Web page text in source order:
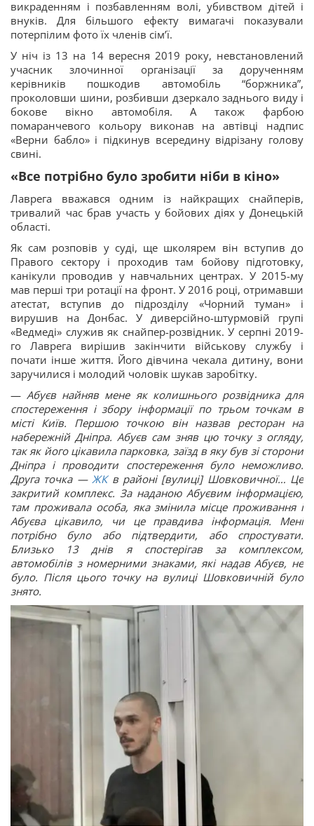
викраденням і позбавленням волі, убивством дітей і
внуків. Для більшого ефекту вимагачі показували
потерпілим фото їх членів сімʼї.
У ніч із 13 на 14 вересня 2019 року, невстановлений
учасник злочинної організації за дорученням
керівників пошкодив автомобіль “боржника”,
проколовши шини, розбивши дзеркало заднього виду і
бокове вікно автомобіля. А також фарбою
помаранчевого кольору виконав на автівці надпис
«Верни бабло» і підкинув всередину відрізану голову
свині.
«Все потрібно було зробити ніби в кіно»
Лаврега вважався одним із найкращих снайперів,
тривалий час брав участь у бойових діях у Донецькій
області.
Як сам розповів у суді, ще школярем він вступив до
Правого сектору і проходив там бойову підготовку,
канікули проводив у навчальних центрах. У 2015-му
мав перші три ротації на фронт. У 2016 році, отримавши
атестат, вступив до підрозділу «Чорний туман» і
вирушив на Донбас. У диверсійно-штурмовій групі
«Ведмеді» служив як снайпер-розвідник. У серпні 2019-
го Лаврега вирішив закінчити військову службу і
почати інше життя. Його дівчина чекала дитину, вони
заручилися і молодий чоловік шукав заробітку.
—Абуєв найняв мене як колишнього розвідника для
спостереження і збору інформації по трьом точкам в
місті Київ. Першою точкою він назвав ресторан на
набережній Дніпра. Абуєв сам зняв цю точку з огляду,
так як його цікавила парковка, заїзд в яку був зі сторони
Дніпра і проводити спостереження було неможливо.
Друга точка —ЖКв районі [вулиці] Шовковичної… Це
закритий комплекс. За наданою Абуєвим інформацією,
там проживала особа, яка змінила місце проживання і
Абуєва цікавило, чи це правдива інформація. Мені
потрібно було або підтвердити, або спростувати.
Близько 13 днів я спостерігав за комплексом,
автомобілів з номерними знаками, які надав Абуєв, не
було. Після цього точку на вулиці Шовковичній було
знято.